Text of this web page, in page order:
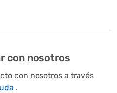
con nosotros
con nosotros a través
.